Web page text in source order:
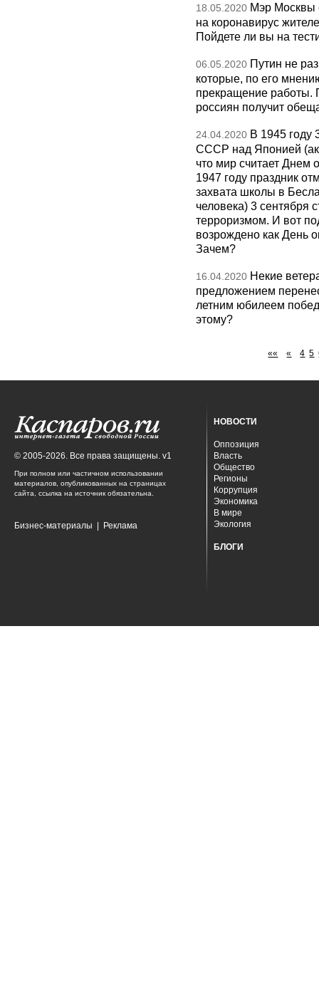
18.05.2020 Мэр Москвы
на коронавирус
Пойдете ли вы на
06.05.2020 Путин не
которые, по его
прекращение работы.
россиян получит
24.04.2020 В 1945 году
СССР над Японией
что мир считает Днем
1947 году праздник
захвата школы в
человека) 3 сентября
терроризмом. И вот
возрождено как День
Зачем?
16.04.2020 Некие
предложением
летним юбилеем
этому?
«« « 4 5
© 2005-2026. Все права защищены. v1
При полном или частичном использовании
материалов, опубликованных на страницах
сайта, ссылка на источник обязательна.
Бизнес-материалы Реклама
НОВОСТИ
Оппозиция
Власть
Общество
Регионы
Коррупция
Экономика
В мире
Экология
БЛОГИ